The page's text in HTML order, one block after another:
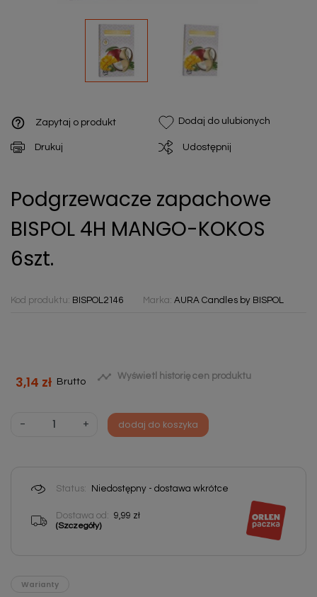
help_outline Zapytaj o produkt Dodaj do ulubionych
Drukuj Udostępnij
Podgrzewacze zapachowe
BISPOL 4H MANGO-KOKOS
6szt.
Kod produktu: BISPOL2146 Marka: AURA Candles by BISPOL
3,14 zł Brutto  Wyświetl historię cen produktu
- + dodaj do koszyka
Status: Niedostępny - dostawa wkrótce
Dostawa od: 9,99 zł
(Szczegóły)
Warianty